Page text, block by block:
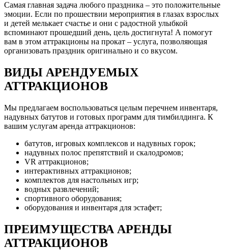
Самая главная задача любого праздника – это положительные
эмоции. Если по прошествии мероприятия в глазах взрослых
и детей мелькает счастье и они с радостной улыбкой
вспоминают прошедший день, цель достигнута! А помогут
вам в этом аттракционы на прокат – услуга, позволяющая
организовать праздник оригинально и со вкусом.
ВИДЫ АРЕНДУЕМЫХ
АТТРАКЦИОНОВ
Мы предлагаем воспользоваться целым перечнем инвентаря,
надувных батутов и готовых программ для тимбилдинга. К
вашим услугам аренда аттракционов:
батутов, игровых комплексов и надувных горок;
надувных полос препятствий и скалодромов;
VR аттракционов;
интерактивных аттракционов;
комплектов для настольных игр;
водных развлечений;
спортивного оборудования;
оборудования и инвентаря для эстафет;
ПРЕИМУЩЕСТВА АРЕНДЫ
АТТРАКЦИОНОВ